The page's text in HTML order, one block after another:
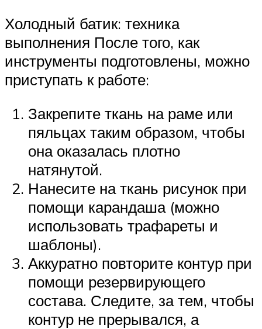
Холодный батик: техника
выполнения После того, как
инструменты подготовлены, можно
приступать к работе:
Закрепите ткань на раме или
пяльцах таким образом, чтобы
она оказалась плотно
натянутой.
Нанесите на ткань рисунок при
помощи карандаша (можно
использовать трафареты и
шаблоны).
Аккуратно повторите контур при
помощи резервирующего
состава. Следите, за тем, чтобы
контур не прерывался, а